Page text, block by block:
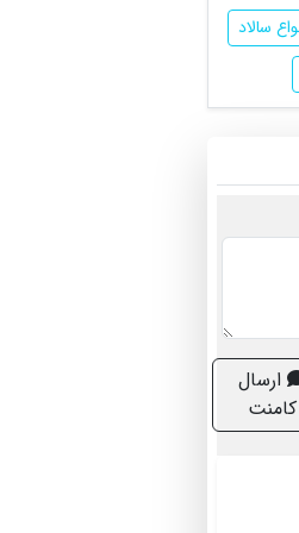
سالاد
ارسال
کامنت